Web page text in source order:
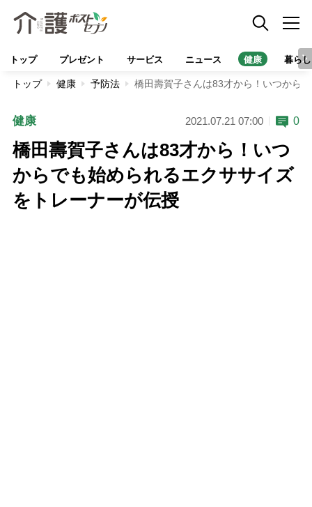
トップ プレゼント サービス ニュース 健康 暮らし
トップ 健康 予防法 橋田壽賀子さんは83才から！いつから
健康 2021.07.21 07:00 0
橋田壽賀子さんは83才から！いつ
からでも始められるエクササイズ
をトレーナーが伝授